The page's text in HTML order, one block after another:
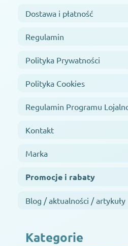
Dostawa i płatność
Regulamin
Polityka Prywatności
Polityka Cookies
Regulamin Programu
Kontakt
Marka
Promocje i rabaty
Blog / aktualności / artykuły
Kategorie